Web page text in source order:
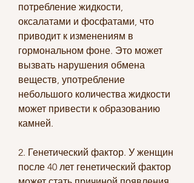
потребление жидкости,
оксалатами и фосфатами, что
приводит к изменениям в
гормональном фоне. Это может
вызвать нарушения обмена
веществ, употребление
небольшого количества жидкости
может привести к образованию
камней.
2. Генетический фактор. У женщин
после 40 лет генетический фактор